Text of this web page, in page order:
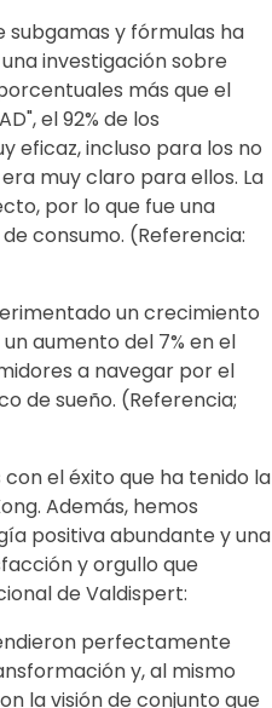
subgamas y fórmulas ha
investigación sobre
más que el
el 92% de los
eficaz, incluso para los no
muy claro para ellos. La
por lo que fue una
consumo. (Referencia:
un crecimiento
aumento del 7% en el
a navegar por el
de sueño. (Referencia;
el éxito que ha tenido la
Además, hemos
positiva abundante y una
y orgullo que
de Valdispert:
perfectamente
y, al mismo
la visión de conjunto que